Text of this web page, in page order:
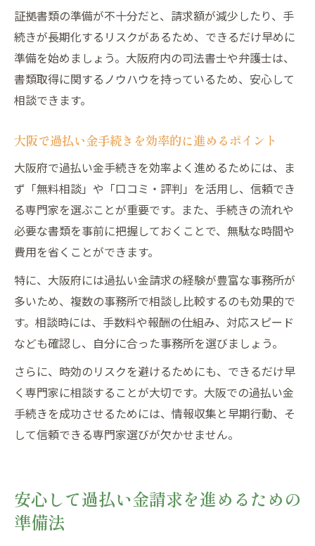
証拠書類の準備が不十分だと、請求額が減少したり、手
続きが長期化するリスクがあるため、できるだけ早めに
準備を始めましょう。大阪府内の司法書士や弁護士は、
書類取得に関するノウハウを持っているため、安心して
相談できます。
大阪で過払い金手続きを効率的に進めるポイント
大阪府で過払い金手続きを効率よく進めるためには、ま
ず「無料相談」や「口コミ・評判」を活用し、信頼でき
る専門家を選ぶことが重要です。また、手続きの流れや
必要な書類を事前に把握しておくことで、無駄な時間や
費用を省くことができます。
特に、大阪府には過払い金請求の経験が豊富な事務所が
多いため、複数の事務所で相談し比較するのも効果的で
す。相談時には、手数料や報酬の仕組み、対応スピード
なども確認し、自分に合った事務所を選びましょう。
さらに、時効のリスクを避けるためにも、できるだけ早
く専門家に相談することが大切です。大阪での過払い金
手続きを成功させるためには、情報収集と早期行動、そ
して信頼できる専門家選びが欠かせません。
安心して過払い金請求を進めるための
準備法